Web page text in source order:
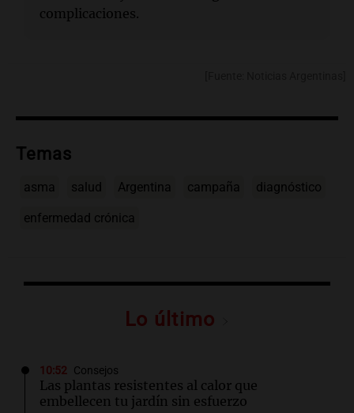
complicaciones.
Temas
asma salud Argentina campaña diagnóstico
enfermedad crónica
Lo último
10:52 Consejos
Las plantas resistentes al calor que
embellecen tu jardín sin esfuerzo